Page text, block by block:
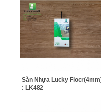
Sàn Nhựa Lucky
: LK482